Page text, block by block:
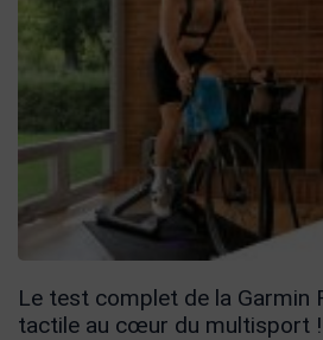
Le test complet de la Garmin
tactile au cœur du multisport !